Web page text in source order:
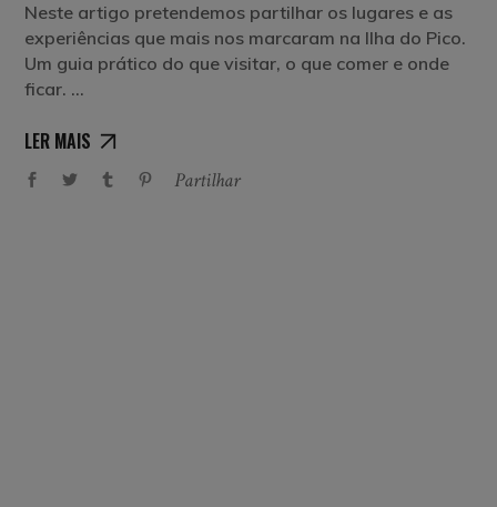
Neste artigo pretendemos partilhar os lugares e as
experiências que mais nos marcaram na Ilha do Pico.
Um guia prático do que visitar, o que comer e onde
ficar.
LER MAIS
Partilhar